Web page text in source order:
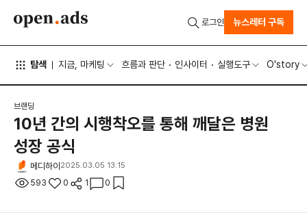
탐색 지금, 마케팅 흐름과 판단 인사이터 실행도구 O'story
로그인 뉴스레터 구독
브랜딩
10년 간의 시행착오를 통해 깨달은 병원
성장 공식
메디하이 2025.03.05 13:15
593 0 1 0